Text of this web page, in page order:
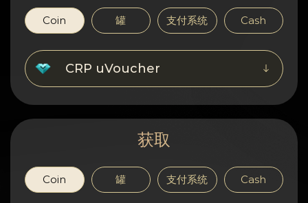
隐私
联系方式
Wiki
名誉
Coin 罐 支付系统 Cash
CRP uVoucher
获取
Coin 罐 支付系统 Cash